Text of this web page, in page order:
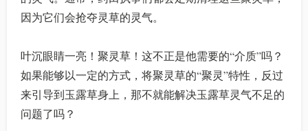
因为它们会抢夺灵草的灵气。
叶沉眼睛一亮！聚灵草！这不正是他需要的“介质”吗？
如果能够以一定的方式，将聚灵草的“聚灵”特性，反过
来引导到玉露草身上，那不就能解决玉露草灵气不足的
问题了吗？